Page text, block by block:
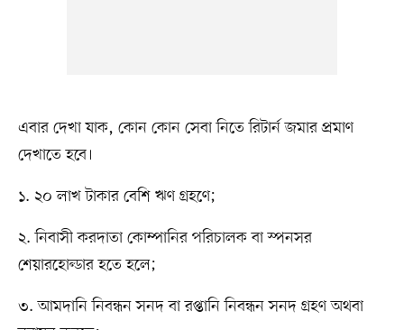
এবার দেখা যাক, কোন কোন সেবা নিতে রিটার্ন জমার প্রমাণ
দেখাতে হবে।
১. ২০ লাখ টাকার বেশি ঋণ গ্রহণে;
২. নিবাসী করদাতা কোম্পানির পরিচালক বা স্পনসর
শেয়ারহোল্ডার হতে হলে;
৩. আমদানি নিবন্ধন সনদ বা রপ্তানি নিবন্ধন সনদ গ্রহণ অথবা